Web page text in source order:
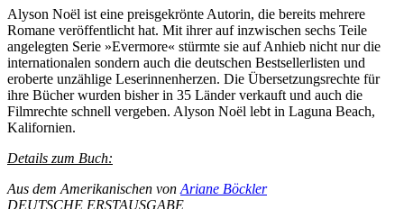
Alyson Noël ist eine preisgekrönte Autorin, die bereits mehrere
Romane veröffentlicht hat. Mit ihrer auf inzwischen sechs Teile
angelegten Serie »Evermore« stürmte sie auf Anhieb nicht nur die
internationalen sondern auch die deutschen Bestsellerlisten und
eroberte unzählige Leserinnenherzen. Die Übersetzungsrechte für
ihre Bücher wurden bisher in 35 Länder verkauft und auch die
Filmrechte schnell vergeben. Alyson Noël lebt in Laguna Beach,
Kalifornien.
Details zum Buch:
Aus dem Amerikanischen von Ariane Böckler
DEUTSCHE ERSTAUSGABE